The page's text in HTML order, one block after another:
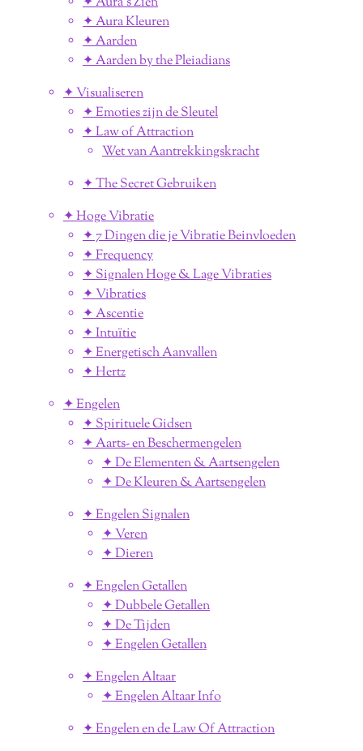
✦ Aura Kleuren
✦ Aarden
✦ Aarden by the Pleiadians
✦ Visualiseren
✦ Emoties zijn de Sleutel
✦ Law of Attraction
Wet van Aantrekkingskracht
✦ The Secret Gebruiken
✦ Hoge Vibratie
✦ 7 Dingen die je Vibratie Beinvloeden
✦ Frequency
✦ Signalen Hoge & Lage Vibraties
✦ Vibraties
✦ Ascentie
✦ Intuïtie
✦ Energetisch Aanvallen
✦ Hertz
✦ Engelen
✦ Spirituele Gidsen
✦ Aarts- en Beschermengelen
✦ De Elementen & Aartsengelen
✦ De Kleuren & Aartsengelen
✦ Engelen Signalen
✦ Veren
✦ Dieren
✦ Engelen Getallen
✦ Dubbele Getallen
✦ De Tijden
✦ Engelen Getallen
✦ Engelen Altaar
✦ Engelen Altaar Info
✦ Engelen en de Law Of Attraction